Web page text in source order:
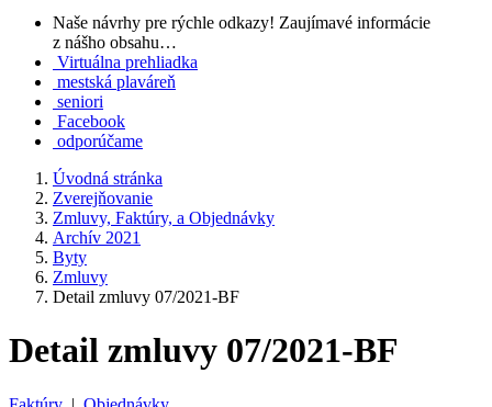
Naše návrhy pre rýchle odkazy! Zaujímavé informácie
z nášho obsahu…
Virtuálna prehliadka
mestská plaváreň
seniori
Facebook
odporúčame
Úvodná stránka
Zverejňovanie
Zmluvy, Faktúry, a Objednávky
Archív 2021
Byty
Zmluvy
Detail zmluvy 07/2021-BF
Detail zmluvy 07/2021-BF